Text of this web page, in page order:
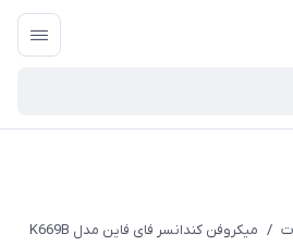
/ میکروفن کندانسر فای فاین مدل K669B